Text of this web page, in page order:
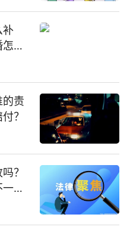
补
么
的责
？
？
样